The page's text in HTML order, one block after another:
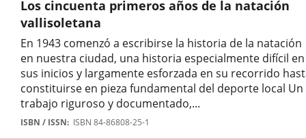
Los cincuenta primeros años de la natación
vallisoletana
En 1943 comenzó a escribirse la historia de la natación
en nuestra ciudad, una historia especialmente difícil en
sus inicios y largamente esforzada en su recorrido
constituirse en pieza fundamental del deporte local Un
trabajo riguroso y documentado,...
Autor
ISBN / ISSN ISBN 84-86808-25-1